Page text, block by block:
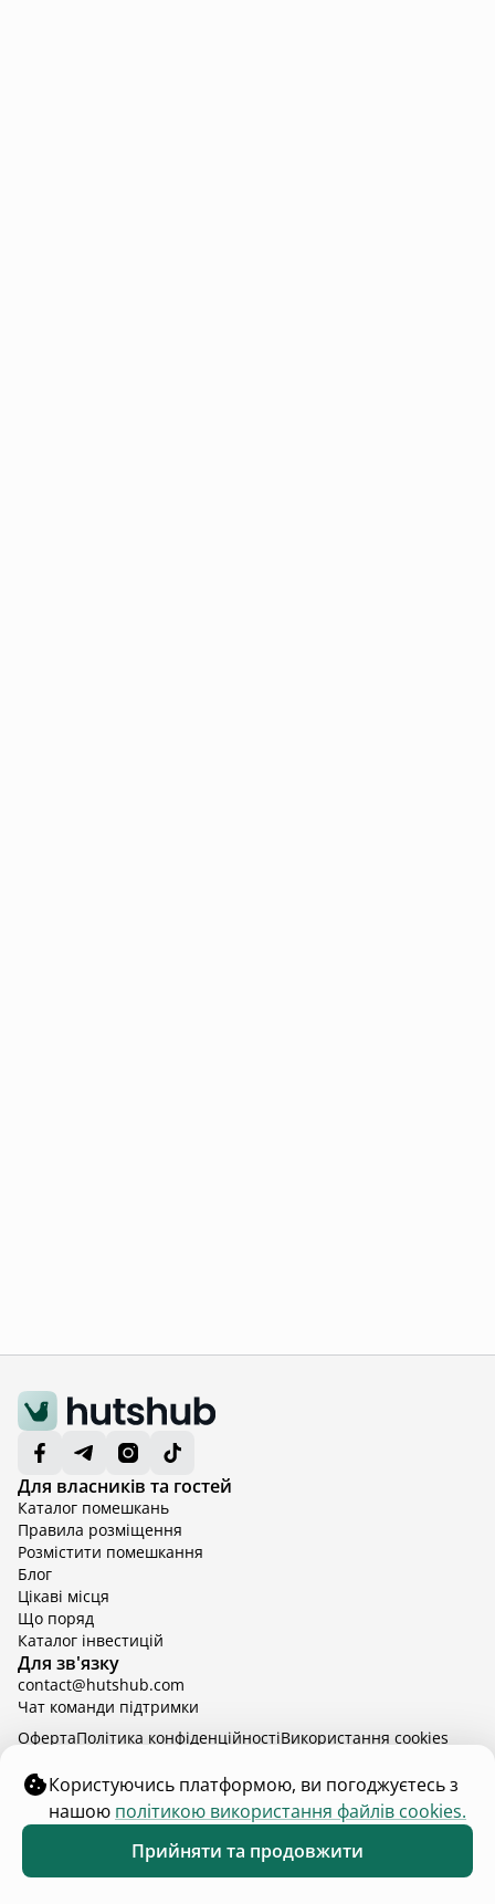
Для власників та гостей
Каталог помешкань
Правила розміщення
Розмістити помешкання
Блог
Цікаві місця
Що поряд
Каталог інвестицій
Для зв'язку
contact@hutshub.com
Чат команди підтримки
ОфертаПолітика конфіденційностіBикористання cookies
Користуючись платформою, ви погоджуєтесь з
нашою політикою використання файлів cookies.
Прийняти та продовжити
Каталог